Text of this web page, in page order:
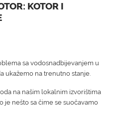
KOTOR I
sa vodosnadbijevanjem u
ukažemo na trenutno stanje.
na našim lokalnim izvorištima
je nešto sa čime se suočavamo